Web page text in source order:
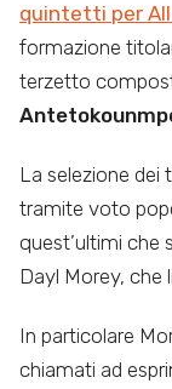
quintetti per
formazione
terzetto
La selezione dei
tramite voto
quest’ultimi che
Dayl Morey, che li
In particolare
chiamati ad